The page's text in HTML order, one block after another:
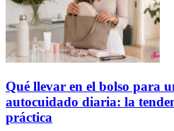
Qué llevar en el bolso para
autocuidado diaria: la
práctica